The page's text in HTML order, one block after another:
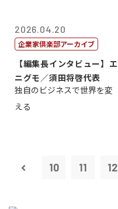
2026.04.20
企業家倶楽部アーカイブ
【編集長インタビュー】エ
ニグモ／須田将啓代表
独自のビジネスで世界を変
える
10 11 12